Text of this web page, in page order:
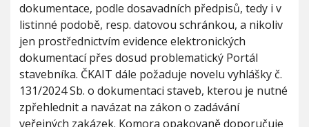
dokumentace, podle dosavadních předpisů, tedy i v
listinné podobě, resp. datovou schránkou, a nikoliv
jen prostřednictvím evidence elektronických
dokumentací přes dosud problematický Portál
stavebníka. ČKAIT dále požaduje novelu vyhlášky č.
131/2024 Sb. o dokumentaci staveb, kterou je nutné
zpřehlednit a navázat na zákon o zadávání
veřejných zakázek. Komora opakovaně doporučuje